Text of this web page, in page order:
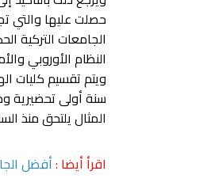
حصلت عليها والتي
الجامعات التركية
ويتم تقسيم كليات
سنة أولى تحضيرية
المثال يلتحق منذ
اقرأ أيضا :أفضل